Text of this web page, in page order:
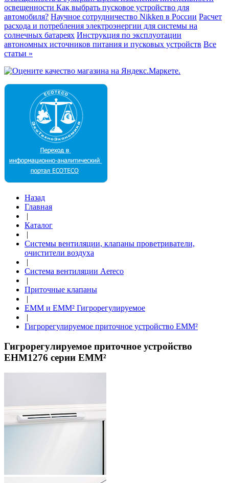
освещенности Как выбрать пусковое устройство для
автомобиля? Научное сотрудничество Nikken в России Расчет
расхода и потребления электроэнергии для системы на
солнечных батареях Инструкция по эксплуотации
автономных источников питания и пусковых устройств Все
статьи »
Назад
Главная
|
Каталог
|
Системы вентиляции, клапаны проветриватели,
очистители воздуха
|
Система вентиляции Aereco
|
Приточные клапаны
|
ЕММ и EMM² Гигрорегулируемое
|
Гигрорегулируемое приточное устройство EMM²
Гигрорегулируемое приточное устройство
EHM1276 серии EMM²